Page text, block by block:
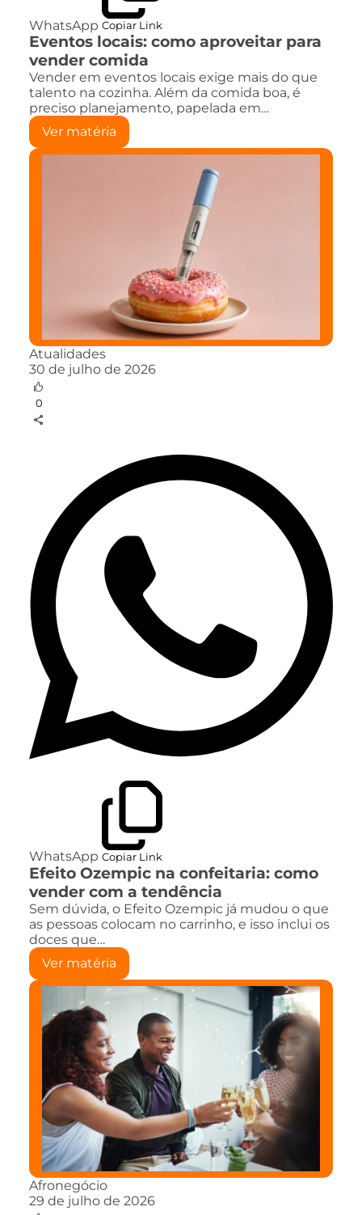
WhatsApp Copiar Link
Eventos locais: como aproveitar para
vender comida
Vender em eventos locais exige mais do que
talento na cozinha. Além da comida boa, é
preciso planejamento, papelada em…
Ver matéria
Atualidades
30 de julho de 2026
0
WhatsApp Copiar Link
Efeito Ozempic na confeitaria: como
vender com a tendência
Sem dúvida, o Efeito Ozempic já mudou o que
as pessoas colocam no carrinho, e isso inclui os
doces que…
Ver matéria
Afronegócio
29 de julho de 2026